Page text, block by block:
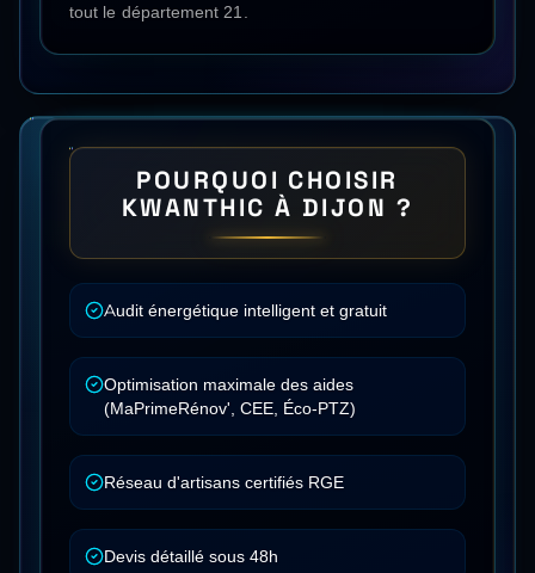
tout le département21.
POURQUOI CHOISIR
KWANTHIC À DIJON ?
Audit énergétique intelligent et gratuit
Optimisation maximale des aides
(MaPrimeRénov', CEE, Éco-PTZ)
Réseau d'artisans certifiés RGE
Devis détaillé sous 48h